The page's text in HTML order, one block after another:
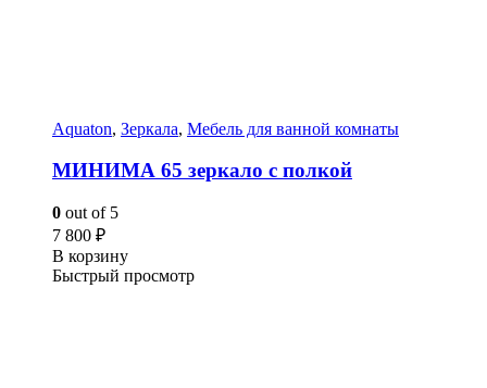
Aquaton, Зеркала, Мебель для ванной комнаты
МИНИМА 65 зеркало с полкой
0 out of 5
7 800 ₽
В корзину
Быстрый просмотр